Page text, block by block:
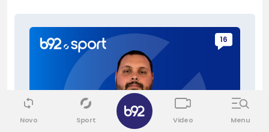
16
Novo Sport Video Menu